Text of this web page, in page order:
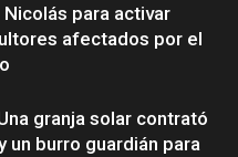
para activar
afectados por el
granja solar contrató
un burro guardián para